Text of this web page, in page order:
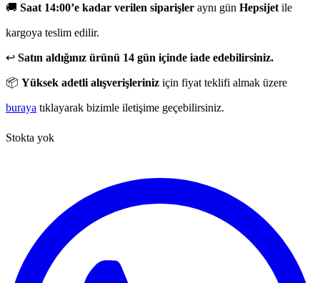
🚚 Saat 14:00’e kadar verilen siparişler aynı gün Hepsijet ile
kargoya teslim edilir.
↩️ Satın aldığınız ürünü 14 gün içinde iade edebilirsiniz.
📦 Yüksek adetli alışverişleriniz için fiyat teklifi almak üzere
buraya tıklayarak bizimle iletişime geçebilirsiniz.
Stokta yok